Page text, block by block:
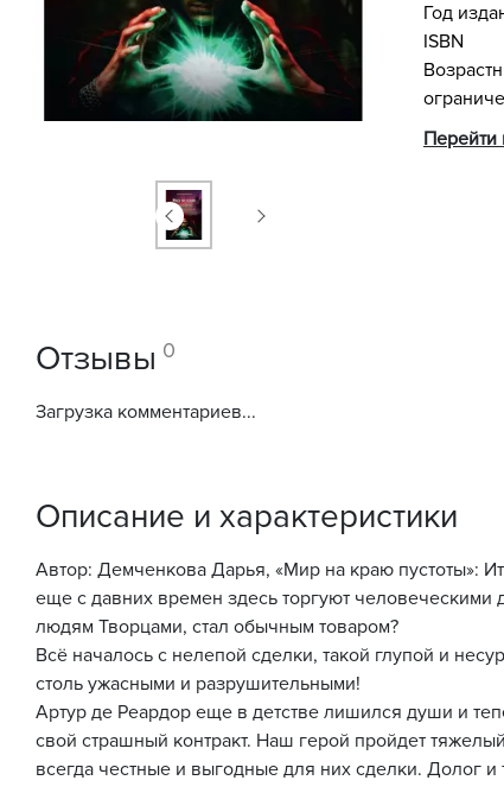
Год
ISBN
Перейти
Отзывы 0
Загрузка комментариев...
Описание и характеристики
Автор: Демченкова Дарья, «Мир на краю пустоты»:
еще с давних времен здесь торгуют
людям Творцами, стал обычным товаром?
Всё началось с нелепой сделки, такой глупой и
столь ужасными и разрушительными!
Артур де Реардор еще в детстве лишился души и
свой страшный контракт. Наш герой пройдет
всегда честные и выгодные для них сделки. Долог